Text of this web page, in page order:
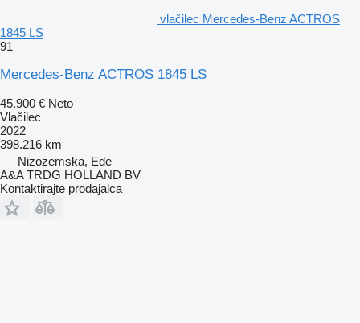
vlačilec Mercedes-Benz ACTROS
1845 LS
91
Mercedes-Benz ACTROS 1845 LS
45.900 € Neto
Vlačilec
2022
398.216 km
Nizozemska, Ede
A&A TRDG HOLLAND BV
Kontaktirajte prodajalca